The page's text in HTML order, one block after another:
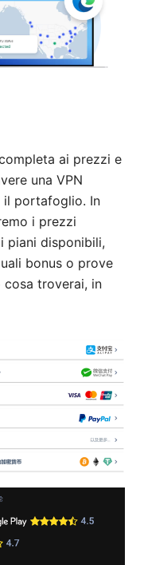
ai prezzi e
una VPN
il portafoglio. In
i prezzi
piani disponibili,
bonus o prove
troverai, in